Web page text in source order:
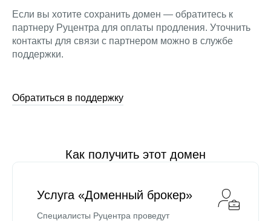
Если вы хотите сохранить домен — обратитесь к
партнеру Руцентра для оплаты продления. Уточнить
контакты для связи с партнером можно в службе
поддержки.
Обратиться в поддержку
Как получить этот домен
Услуга «Доменный брокер»
Специалисты Руцентра проведут